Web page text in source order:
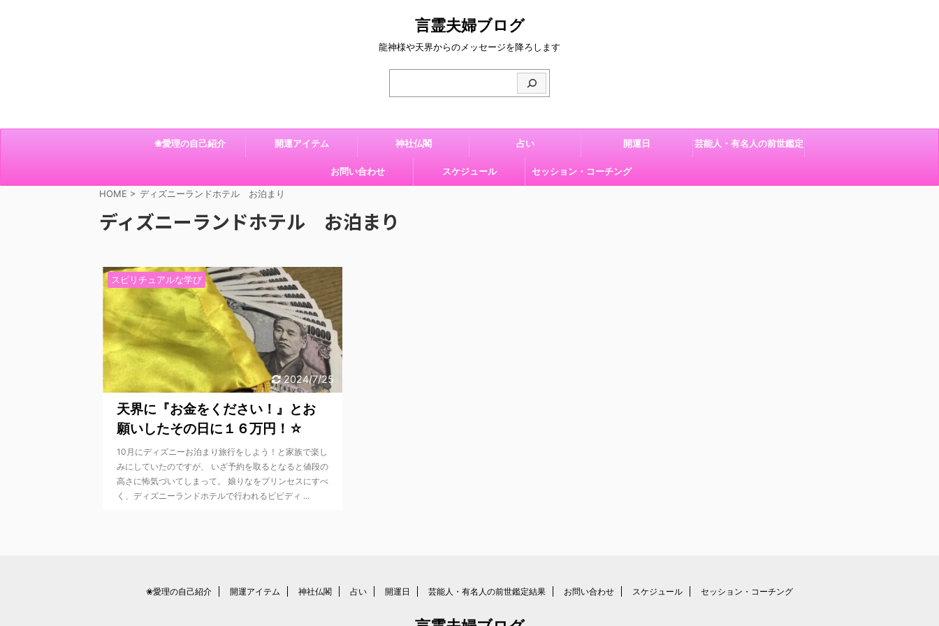
言霊夫婦ブログ
龍神様や天界からのメッセージを降ろします
❀愛理の自己紹介 開運アイテム 神社仏閣 占い 開運日 芸能人・有名人の前世鑑定
お問い合わせ スケジュール
セッション・コーチング
HOME > ディズニーランドホテル お泊まり
ディズニーランドホテル お泊まり
2024/7/25
スピリチュアルな学び
天界に『お金をください！』とお
願いしたその日に１６万円！☆
10月にディズニーお泊まり旅行をしよう！と家族で楽し
みにしていたのですが、 いざ予約を取るとなると値段の
高さに怖気づいてしまって。 娘りなをプリンセスにすべ
く、ディズニーランドホテルで行われるビビディ ...
❀愛理の自己紹介 開運アイテム 神社仏閣 占い 開運日 芸能人・有名人の前世鑑定結果 お問い合わせ スケジュール セッション・コーチング